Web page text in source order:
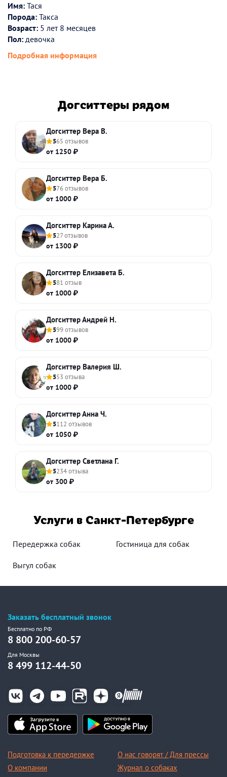
Имя: Тася
Порода: Такса
Возраст: 5 лет 8 месяцев
Пол: девочка
Подробная информация
Догситтеры рядом
Догситтер Вера В.
565 отзывов
от 1250 ₽
Догситтер Вера Б.
576 отзывов
от 1000 ₽
Догситтер Карина А.
527 отзывов
от 1300 ₽
Догситтер Елизавета Б.
581 отзыв
от 1000 ₽
Догситтер Андрей Н.
599 отзывов
от 1000 ₽
Догситтер Валерия Ш.
553 отзыва
от 1000 ₽
Догситтер Анна Ч.
5112 отзывов
от 1050 ₽
Догситтер Светлана Г.
5234 отзыва
от 300 ₽
Услуги в Санкт-Петербурге
Передержка собак Гостиница для собак
Выгул собак
Заказать бесплатный звонок
Бесплатно по РФ
8 800 200-60-57
Для Москвы
8 499 112-44-50
Подготовка к передержке
О компании
О нас говорят / Для прессы
Журнал о собаках